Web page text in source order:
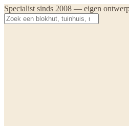
Specialist sinds 2008 — eigen